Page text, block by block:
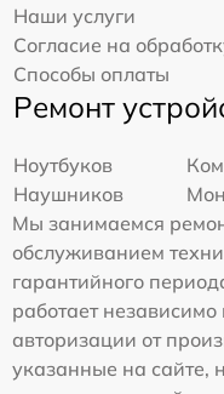
Наши услуги
Согласие на
Способы оплаты
Ремонт
Ноутбуков
Наушников
Мы занимаемся
обслуживанием
гарантийного
работает
авторизации от
указанные на сайте,